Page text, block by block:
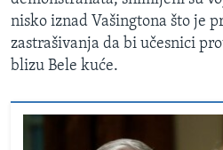
nisko iznad Vašingtona što je
zastrašivanja da bi učesnici
blizu Bele kuće.